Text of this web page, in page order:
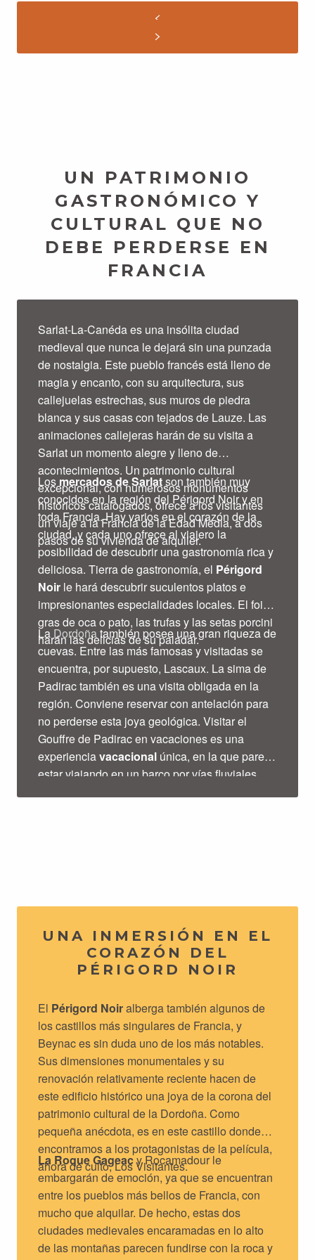
de Francia,
Las casas rurales o alquileres más lujosos se
encuentran en su mayoría en elcentro histórico de
UN PATRIMONIO
GASTRONÓMICO Y
CULTURAL QUE NO
DEBE PERDERSE EN
FRANCIA
Sarlat-La-Canéda es una insólita ciudad
medieval que nunca le dejará sin una punzada
de nostalgia. Este pueblo francés está lleno de
magia y encanto, con su arquitectura, sus
callejuelas estrechas, sus muros de piedra
blanca y sus casas con tejados de Lauze. Las
animaciones callejeras harán de su visita a
Sarlat un momento alegre y lleno de
acontecimientos. Un patrimonio cultural
excepcional, con numerosos monumentos
históricos catalogados, ofrece a los visitantes
un viaje a la Francia de la Edad Media, a dos
pasos de su vivienda de alquiler.
Los mercados de Sarlatson también muy
conocidos en la región del Périgord Noir y en
toda Francia. Hay varios en el corazón de la
ciudad, y cada uno ofrece al viajero la
posibilidad de descubrir una gastronomía rica y
deliciosa. Tierra de gastronomía, el Périgord
Noir le hará descubrir suculentos platos e
impresionantes especialidades locales. El foie
gras de oca o pato, las trufas y las setas porcini
harán las delicias de su paladar.
LaDordoñatambién posee una gran riqueza de
cuevas. Entre las más famosas y visitadas se
encuentra, por supuesto, Lascaux. La sima de
Padirac también es una visita obligada en la
región. Conviene reservar con antelación para
no perderse esta joya geológica. Visitar el
Gouffre de Padirac en vacaciones es una
experienciavacacional única, en la que parece
estar viajando en un barco por vías fluviales
UNA INMERSIÓN EN EL
CORAZÓN DEL
PÉRIGORD NOIR
El Périgord Noiralberga también algunos de
los castillos más singulares de Francia, y
Beynac es sin duda uno de los más notables.
Sus dimensiones monumentales y su
renovación relativamente reciente hacen de
este edificio histórico una joya de la corona del
patrimonio cultural de la Dordoña. Como
pequeña anécdota, es en este castillo donde
encontramos a los protagonistas de la película,
ahora de culto, Los Visitantes.
La Roque Gageacy Rocamadour le
embargarán de emoción, ya que se encuentran
entre los pueblos más bellos de Francia, con
mucho que alquilar. De hecho, estas dos
ciudades medievales encaramadas en lo alto
de las montañas parecen fundirse con la roca y